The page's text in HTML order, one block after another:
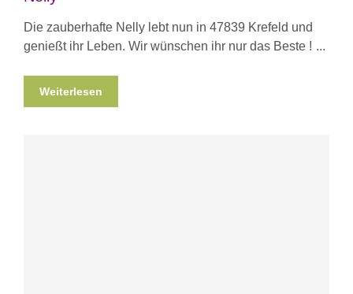
Die zauberhafte Nelly lebt nun in 47839 Krefeld und
genießt ihr Leben. Wir wünschen ihr nur das Beste !
Weiterlesen